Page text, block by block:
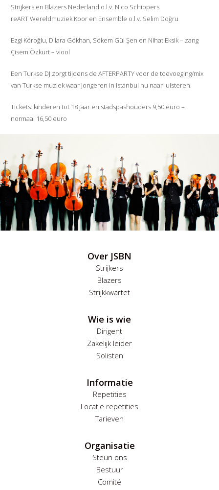
Strijkers en Blazers Nederland o.l.v. Nico Schippers
reART Wereldmuziek Koor en Ensemble o.l.v. Selim Doğru
Ezgi Köroğlu, Dilara Gökhan, Sökem Gül Şen en Nihat Eksik – zang
Çisem Özkurt – viool
Een Turkse DJ zorgt tijdens de AFTERPARTY voor de toevoeging/mix
van Turkse muziek waar jongeren in Istanbul nu naar luisteren.
Tickets: kinderen tot 18 jaar en stadspashouders 9,50 euro –
normaal 16,50 euro
Over JSBN
Strijkers
Blazers
Strijkkwartet
Wie is wie
Dirigent
Zakelijk leider
Solisten
Informatie
Repetities
Locatie repetities
Tarieven
Organisatie
Steun ons
Bestuur
Comité